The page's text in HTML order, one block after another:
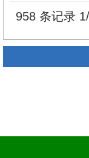
958 条记录